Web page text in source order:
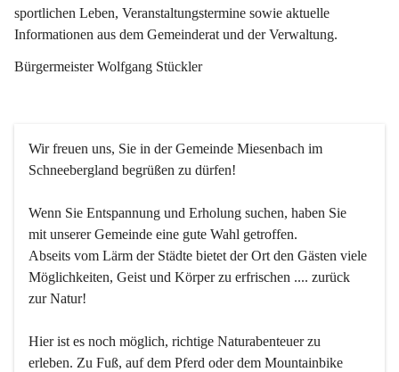
sportlichen Leben, Veranstaltungstermine sowie aktuelle
Informationen aus dem Gemeinderat und der Verwaltung.
Bürgermeister Wolfgang Stückler
Wir freuen uns, Sie in der Gemeinde Miesenbach im
Schneebergland begrüßen zu dürfen!
Wenn Sie Entspannung und Erholung suchen, haben Sie
mit unserer Gemeinde eine gute Wahl getroffen.
Abseits vom Lärm der Städte bietet der Ort den Gästen viele
Möglichkeiten, Geist und Körper zu erfrischen .... zurück
zur Natur!
Hier ist es noch möglich, richtige Naturabenteuer zu
erleben. Zu Fuß, auf dem Pferd oder dem Mountainbike